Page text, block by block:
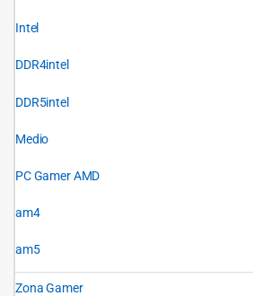
Intel
DDR4intel
DDR5intel
Medio
PC Gamer AMD
am4
am5
Zona Gamer